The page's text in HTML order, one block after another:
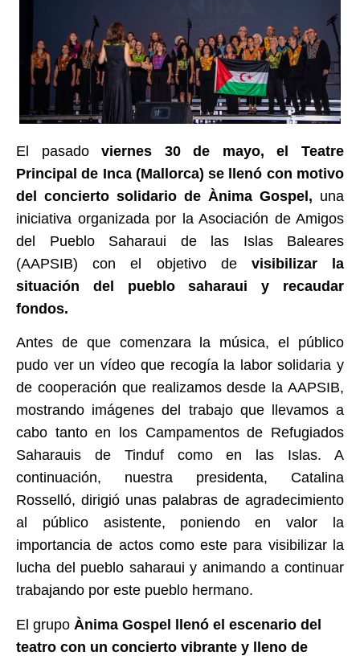
El pasadoviernes 30 de mayo, el Teatre
Principal de Inca (Mallorca) se llenó con motivo
del concierto solidario de Ànima Gospel, una
iniciativa organizada por la Asociación de Amigos
del Pueblo Saharaui de las Islas Baleares
(AAPSIB) con el objetivo de visibilizar la
situación del pueblo saharaui y recaudar
fondos.
Antes de que comenzara la música, el público
pudo ver un vídeo que recogía la labor solidaria y
de cooperación que realizamos desde la AAPSIB,
mostrando imágenes del trabajo que llevamos a
cabo tanto en los Campamentos de Refugiados
Saharauis de Tinduf como en las Islas. A
continuación, nuestra presidenta, Catalina
Rosselló, dirigió unas palabras de agradecimiento
al público asistente, poniendo en valor la
importancia de actos como este para visibilizar la
lucha del pueblo saharaui y animando a continuar
trabajando por este pueblo hermano.
El grupo Ànima Gospel llenó el escenario del
teatro con un concierto vibrante y lleno de